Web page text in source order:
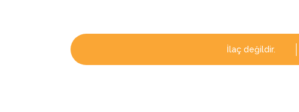
İlaç değildir.